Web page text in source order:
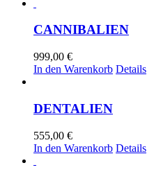
CANNIBALIEN
999,00 €
In den Warenkorb Details
DENTALIEN
555,00 €
In den Warenkorb Details